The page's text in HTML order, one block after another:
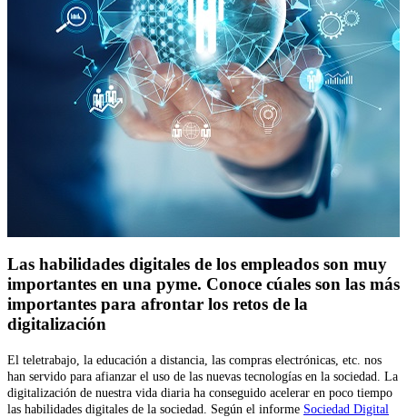
Las habilidades digitales de los empleados son muy
importantes en una pyme. Conoce cúales son las más
importantes para afrontar los retos de la
digitalización
El teletrabajo, la educación a distancia, las compras electrónicas, etc. nos
han servido para afianzar el uso de las nuevas tecnologías en la sociedad. La
digitalización de nuestra vida diaria ha conseguido acelerar en poco tiempo
las habilidades digitales de la sociedad. Según el informe Sociedad Digital